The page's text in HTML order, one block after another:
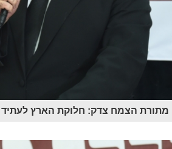
מתורת הצמח צדק: חלוקת הארץ לעתיד